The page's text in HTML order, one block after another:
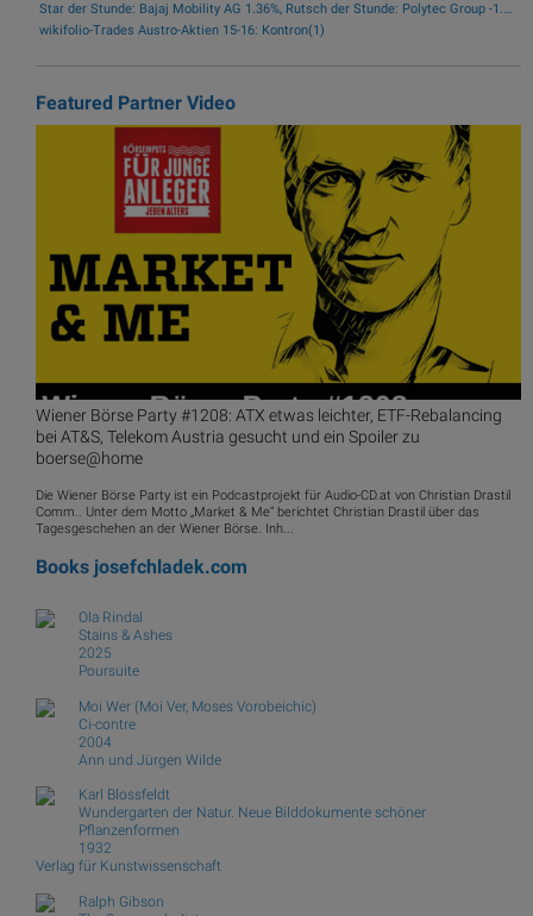
Star der Stunde: Bajaj Mobility AG 1.36%, Rutsch der Stunde: Polytec Group -1.81%
wikifolio-Trades Austro-Aktien 15-16: Kontron(1)
Featured Partner Video
Wiener Börse Party #1208: ATX etwas leichter, ETF-Rebalancing
bei AT&S, Telekom Austria gesucht und ein Spoiler zu
boerse@home
Die Wiener Börse Party ist ein Podcastprojekt für Audio-CD.at von Christian Drastil
Comm.. Unter dem Motto „Market & Me“ berichtet Christian Drastil über das
Tagesgeschehen an der Wiener Börse. Inh...
Books josefchladek.com
Ola Rindal
Stains & Ashes
2025
Poursuite
Moi Wer (Moi Ver, Moses Vorobeichic)
Ci-contre
2004
Ann und Jürgen Wilde
Karl Blossfeldt
Wundergarten der Natur. Neue Bilddokumente schöner
Pflanzenformen
1932
Verlag für Kunstwissenschaft
Ralph Gibson